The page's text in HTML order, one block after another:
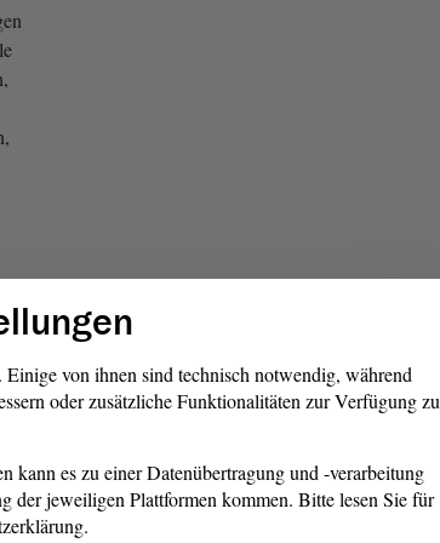
von ihnen sind technisch notwendig, während
oder zusätzliche Funktionalitäten zur Verfügung zu
kann es zu einer Datenübertragung und -verarbeitung
der jeweiligen Plattformen kommen. Bitte lesen Sie für